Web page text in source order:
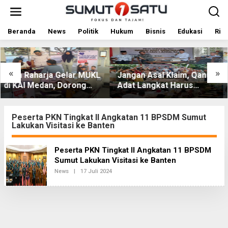
t
i
k
o
n
Beranda News Politik Hukum Bisnis Edukasi
« »
Jangan Asal Klaim, Qanun
Adat Langkat Harus
Dibuktikan Lewat Kajian
Sosialisasi Wasbang di
Medan Perjuangan,
Zulkarnaen Janji
Bermain Anak
Peserta PKN Tingkat II Angkatan 11 BPSDM Sumut
Lakukan Visitasi ke Banten
Peserta PKN Tingkat II Angkatan 11 BPSDM
Sumut Lakukan Visitasi ke Banten
News | 17 Juli 2024O
E